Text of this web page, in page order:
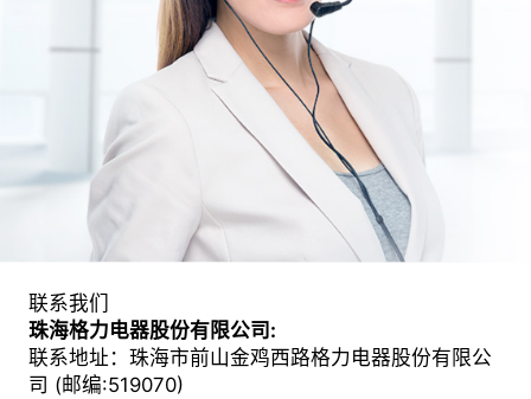
联系我们
珠海格力电器股份有限公司:
联系地址：珠海市前山金鸡西路格力电器股份有限公
司 (邮编:519070)